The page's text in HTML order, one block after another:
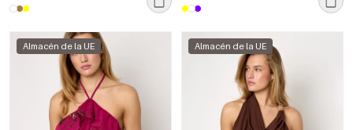
Almacén de la UE Almacén de la UE